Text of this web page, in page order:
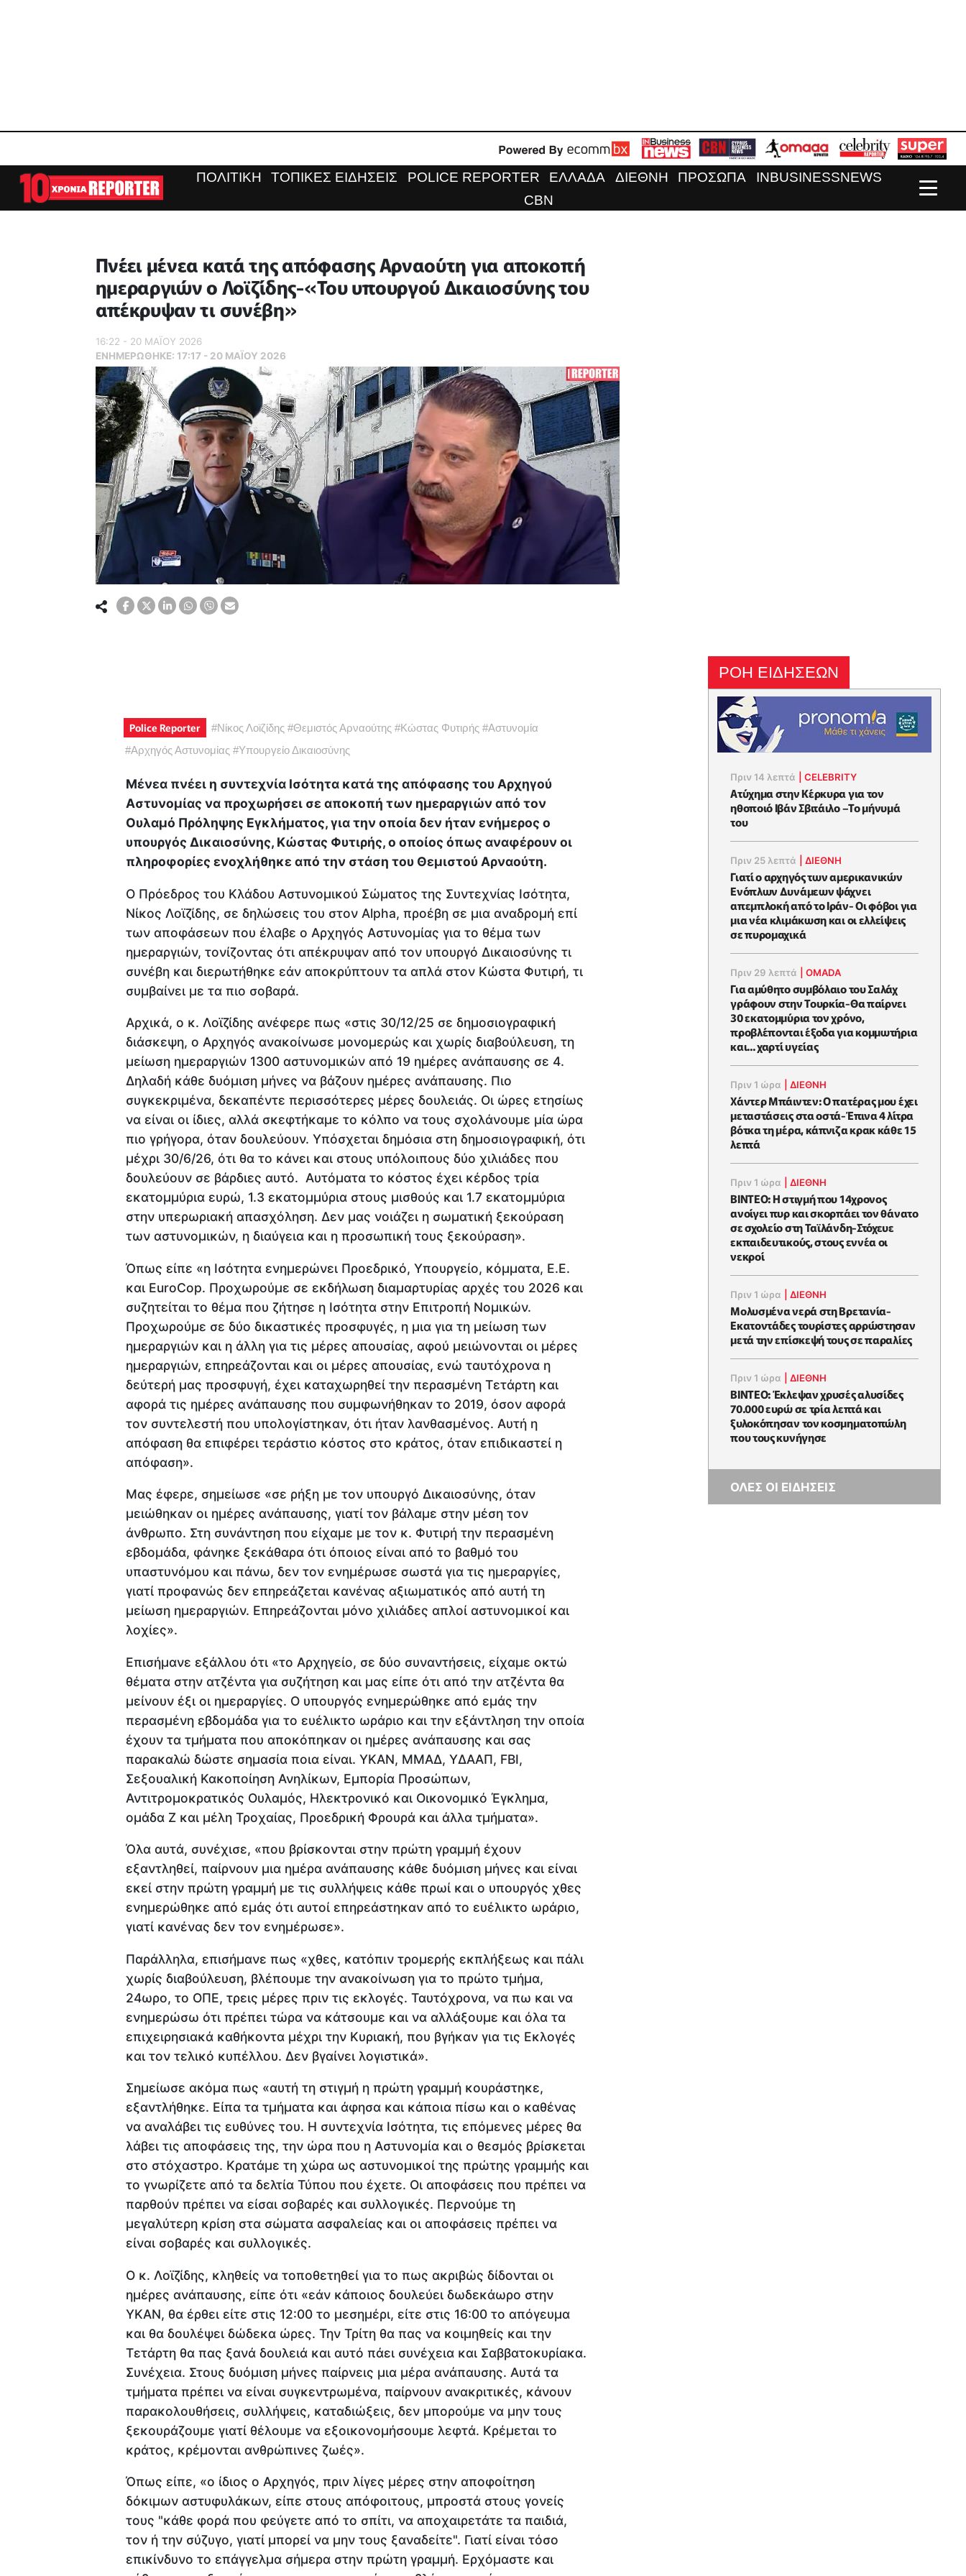
ΠΟΛΙΤΙΚΗ ΤΟΠΙΚΕΣ ΕΙΔΗΣΕΙΣ POLICE REPORTER ΕΛΛΑΔΑ ΔΙΕΘΝΗ ΠΡΟΣΩΠΑ
INBUSINESSNEWS
CBN
Πνέει μένεα κατά της απόφασης Αρναούτη για αποκοπή
ημεραργιών ο Λοϊζίδης-«Του υπουργού Δικαιοσύνης του
απέκρυψαν τι συνέβη»
16:22 - 20 ΜΑΪ́ΟΥ 2026
ΕΝΗΜΕΡΏΘΗΚΕ: 17:17 - 20 ΜΑΪ́ΟΥ 2026
Police Reporter #Νίκος Λοϊζίδης #Θεμιστός Αρναούτης #Κώστας Φυτιρής #Αστυνομία
#Αρχηγός Αστυνομίας #Υπουργείο Δικαιοσύνης
Μένεα πνέει η συντεχνία Ισότητα κατά της απόφασης του Αρχηγού
Αστυνομίας να προχωρήσει σε αποκοπή των ημεραργιών από τον
Ουλαμό Πρόληψης Εγκλήματος, για την οποία δεν ήταν ενήμερος ο
υπουργός Δικαιοσύνης, Κώστας Φυτιρής, ο οποίος όπως αναφέρουν οι
πληροφορίες ενοχλήθηκε από την στάση του Θεμιστού Αρναούτη.
Ο Πρόεδρος του Κλάδου Αστυνομικού Σώματος της Συντεχνίας Ισότητα,
Νίκος Λοϊζίδης, σε δηλώσεις του στον Alpha, προέβη σε μια αναδρομή επί
των αποφάσεων που έλαβε ο Αρχηγός Αστυνομίας για το θέμα των
ημεραργιών, τονίζοντας ότι απέκρυψαν από τον υπουργό Δικαιοσύνης τι
συνέβη και διερωτήθηκε εάν αποκρύπτουν τα απλά στον Κώστα Φυτιρή, τι
συμβαίνει με τα πιο σοβαρά.
Αρχικά, ο κ. Λοϊζίδης ανέφερε πως «στις 30/12/25 σε δημοσιογραφική
διάσκεψη, ο Αρχηγός ανακοίνωσε μονομερώς και χωρίς διαβούλευση, τη
μείωση ημεραργιών 1300 αστυνομικών από 19 ημέρες ανάπαυσης σε 4.
Δηλαδή κάθε δυόμιση μήνες να βάζουν ημέρες ανάπαυσης. Πιο
συγκεκριμένα, δεκαπέντε περισσότερες μέρες δουλειάς. Οι ώρες ετησίως
να είναι οι ίδιες, αλλά σκεφτήκαμε το κόλπο να τους σχολάνουμε μία ώρα
πιο γρήγορα, όταν δουλεύουν. Υπόσχεται δημόσια στη δημοσιογραφική, ότι
μέχρι 30/6/26, ότι θα το κάνει και στους υπόλοιπους δύο χιλιάδες που
δουλεύουν σε βάρδιες αυτό. Αυτόματα το κόστος έχει κέρδος τρία
εκατομμύρια ευρώ, 1.3 εκατομμύρια στους μισθούς και 1.7 εκατομμύρια
στην υπερωριακή απασχόληση. Δεν μας νοιάζει η σωματική ξεκούραση
των αστυνομικών, η διαύγεια και η προσωπική τους ξεκούραση».
Όπως είπε «η Ισότητα ενημερώνει Προεδρικό, Υπουργείο, κόμματα, Ε.Ε.
και EuroCop. Προχωρούμε σε εκδήλωση διαμαρτυρίας αρχές του 2026 και
συζητείται το θέμα που ζήτησε η Ισότητα στην Επιτροπή Νομικών.
Προχωρούμε σε δύο δικαστικές προσφυγές, η μια για τη μείωση των
ημεραργιών και η άλλη για τις μέρες απουσίας, αφού μειώνονται οι μέρες
ημεραργιών, επηρεάζονται και οι μέρες απουσίας, ενώ ταυτόχρονα η
δεύτερή μας προσφυγή, έχει καταχωρηθεί την περασμένη Τετάρτη και
αφορά τις ημέρες ανάπαυσης που συμφωνήθηκαν το 2019, όσον αφορά
τον συντελεστή που υπολογίστηκαν, ότι ήταν λανθασμένος. Αυτή η
απόφαση θα επιφέρει τεράστιο κόστος στο κράτος, όταν επιδικαστεί η
απόφαση».
Μας έφερε, σημείωσε «σε ρήξη με τον υπουργό Δικαιοσύνης, όταν
μειώθηκαν οι ημέρες ανάπαυσης, γιατί τον βάλαμε στην μέση τον
άνθρωπο. Στη συνάντηση που είχαμε με τον κ. Φυτιρή την περασμένη
εβδομάδα, φάνηκε ξεκάθαρα ότι όποιος είναι από το βαθμό του
υπαστυνόμου και πάνω, δεν τον ενημέρωσε σωστά για τις ημεραργίες,
γιατί προφανώς δεν επηρεάζεται κανένας αξιωματικός από αυτή τη
μείωση ημεραργιών. Επηρεάζονται μόνο χιλιάδες απλοί αστυνομικοί και
λοχίες».
Επισήμανε εξάλλου ότι «το Αρχηγείο, σε δύο συναντήσεις, είχαμε οκτώ
θέματα στην ατζέντα για συζήτηση και μας είπε ότι από την ατζέντα θα
μείνουν έξι οι ημεραργίες. Ο υπουργός ενημερώθηκε από εμάς την
περασμένη εβδομάδα για το ευέλικτο ωράριο και την εξάντληση την οποία
έχουν τα τμήματα που αποκόπηκαν οι ημέρες ανάπαυσης και σας
παρακαλώ δώστε σημασία ποια είναι. ΥΚΑΝ, ΜΜΑΔ, ΥΔΑΑΠ, FBI,
Σεξουαλική Κακοποίηση Ανηλίκων, Εμπορία Προσώπων,
Αντιτρομοκρατικός Ουλαμός, Ηλεκτρονικό και Οικονομικό Έγκλημα,
ομάδα Ζ και μέλη Τροχαίας, Προεδρική Φρουρά και άλλα τμήματα».
Όλα αυτά, συνέχισε, «που βρίσκονται στην πρώτη γραμμή έχουν
εξαντληθεί, παίρνουν μια ημέρα ανάπαυσης κάθε δυόμιση μήνες και είναι
εκεί στην πρώτη γραμμή με τις συλλήψεις κάθε πρωί και ο υπουργός χθες
ενημερώθηκε από εμάς ότι αυτοί επηρεάστηκαν από το ευέλικτο ωράριο,
γιατί κανένας δεν τον ενημέρωσε».
Παράλληλα, επισήμανε πως «χθες, κατόπιν τρομερής εκπλήξεως και πάλι
χωρίς διαβούλευση, βλέπουμε την ανακοίνωση για το πρώτο τμήμα,
24ωρο, το ΟΠΕ, τρεις μέρες πριν τις εκλογές. Ταυτόχρονα, να πω και να
ενημερώσω ότι πρέπει τώρα να κάτσουμε και να αλλάξουμε και όλα τα
επιχειρησιακά καθήκοντα μέχρι την Κυριακή, που βγήκαν για τις Εκλογές
και τον τελικό κυπέλλου. Δεν βγαίνει λογιστικά».
Σημείωσε ακόμα πως «αυτή τη στιγμή η πρώτη γραμμή κουράστηκε,
εξαντλήθηκε. Είπα τα τμήματα και άφησα και κάποια πίσω και ο καθένας
να αναλάβει τις ευθύνες του. Η συντεχνία Ισότητα, τις επόμενες μέρες θα
λάβει τις αποφάσεις της, την ώρα που η Αστυνομία και ο θεσμός βρίσκεται
στο στόχαστρο. Κρατάμε τη χώρα ως αστυνομικοί της πρώτης γραμμής και
το γνωρίζετε από τα δελτία Τύπου που έχετε. Οι αποφάσεις που πρέπει να
παρθούν πρέπει να είσαι σοβαρές και συλλογικές. Περνούμε τη
μεγαλύτερη κρίση στα σώματα ασφαλείας και οι αποφάσεις πρέπει να
είναι σοβαρές και συλλογικές.
Ο κ. Λοϊζίδης, κληθείς να τοποθετηθεί για το πως ακριβώς δίδονται οι
ημέρες ανάπαυσης, είπε ότι «εάν κάποιος δουλεύει δωδεκάωρο στην
ΥΚΑΝ, θα έρθει είτε στις 12:00 το μεσημέρι, είτε στις 16:00 το απόγευμα
και θα δουλέψει δώδεκα ώρες. Την Τρίτη θα πας να κοιμηθείς και την
Τετάρτη θα πας ξανά δουλειά και αυτό πάει συνέχεια και Σαββατοκυρίακα.
Συνέχεια. Στους δυόμιση μήνες παίρνεις μια μέρα ανάπαυσης. Αυτά τα
τμήματα πρέπει να είναι συγκεντρωμένα, παίρνουν ανακριτικές, κάνουν
παρακολουθήσεις, συλλήψεις, καταδιώξεις, δεν μπορούμε να μην τους
ξεκουράζουμε γιατί θέλουμε να εξοικονομήσουμε λεφτά. Κρέμεται το
κράτος, κρέμονται ανθρώπινες ζωές».
Όπως είπε, «ο ίδιος ο Αρχηγός, πριν λίγες μέρες στην αποφοίτηση
δόκιμων αστυφυλάκων, είπε στους απόφοιτους, μπροστά στους γονείς
τους "κάθε φορά που φεύγετε από το σπίτι, να αποχαιρετάτε τα παιδιά,
τον ή την σύζυγο, γιατί μπορεί να μην τους ξαναδείτε". Γιατί είναι τόσο
επικίνδυνο το επάγγελμα σήμερα στην πρώτη γραμμή. Ερχόμαστε και
ΡΟΗ ΕΙΔΗΣΕΩΝ
Πριν 14 λεπτά |CELEBRITY
Ατύχημα στην Κέρκυρα για τον
ηθοποιό Ιβάν Σβιτάιλο –Το μήνυμά
του
Πριν 25 λεπτά |ΔΙΕΘΝΗ
Γιατί ο αρχηγός των αμερικανικών
Ενόπλων Δυνάμεων ψάχνει
απεμπλοκή από το Ιράν- Οι φόβοι για
μια νέα κλιμάκωση και οι ελλείψεις
σε πυρομαχικά
Πριν 29 λεπτά |OMADA
Για αμύθητο συμβόλαιο του Σαλάχ
γράφουν στην Τουρκία-Θα παίρνει
30 εκατομμύρια τον χρόνο,
προβλέπονται έξοδα για κομμωτήρια
και... χαρτί υγείας
Πριν 1 ώρα |ΔΙΕΘΝΗ
Χάντερ Μπάιντεν: Ο πατέρας μου έχει
μεταστάσεις στα οστά-Έπινα 4 λίτρα
βότκα τη μέρα, κάπνιζα κρακ κάθε 15
λεπτά
Πριν 1 ώρα |ΔΙΕΘΝΗ
ΒΙΝΤΕΟ: Η στιγμή που 14χρονος
ανοίγει πυρ και σκορπάει τον θάνατο
σε σχολείο στη Ταϊλάνδη-Στόχευε
εκπαιδευτικούς, στους εννέα οι
νεκροί
Πριν 1 ώρα |ΔΙΕΘΝΗ
Μολυσμένα νερά στη Βρετανία-
Εκατοντάδες τουρίστες αρρώστησαν
μετά την επίσκεψή τους σε παραλίες
Πριν 1 ώρα |ΔΙΕΘΝΗ
ΒΙΝΤΕΟ: Έκλεψαν χρυσές αλυσίδες
70.000 ευρώ σε τρία λεπτά και
ξυλοκόπησαν τον κοσμηματοπώλη
που τους κυνήγησε
ΟΛΕΣ ΟΙ ΕΙΔΗΣΕΙΣ